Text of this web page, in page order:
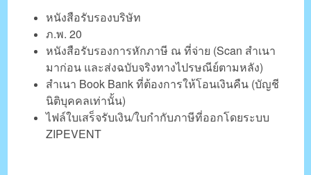
หนังสือรับรองบริษัท
ภ.พ. 20
หนังสือรับรองการหักภาษี ณ ที่จ่าย (Scan สำเนา
มาก่อน และส่งฉบับจริงทางไปรษณีย์ตามหลัง)
สำเนา Book Bank ที่ต้องการให้โอนเงินคืน (บัญชี
นิติบุคคลเท่านั้น)
ไฟล์ใบเสร็จรับเงิน/ใบกำกับภาษีที่ออกโดยระบบ
ZIPEVENT